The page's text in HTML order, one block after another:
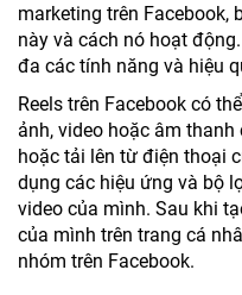
marketing trên Facebook,
này và cách nó hoạt
đa các tính năng và hiệu
Reels trên Facebook có
ảnh, video hoặc âm
hoặc tải lên từ điện thoại
dụng các hiệu ứng và bộ
video của mình. Sau khi
của mình trên trang cá
nhóm trên Facebook.